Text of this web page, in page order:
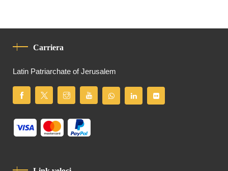
Carriera
Latin Patriarchate of Jerusalem